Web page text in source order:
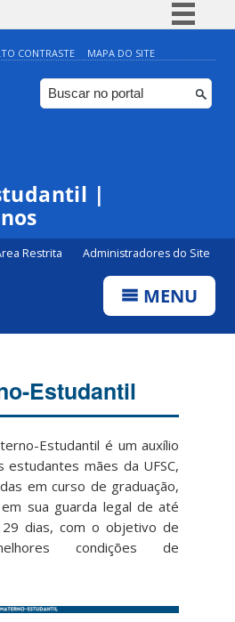
Simplifique!
Comunica BR
Participe
CONTRASTE MAPA DO SITE
|
Restrita Administradores do Site
MENU
Estudantil
Estudantil é um auxílio
estudantes mães da UFSC,
em curso de graduação,
sua guarda legal de até
dias, com o objetivo de
condições de